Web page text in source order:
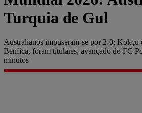
Turquia de Gul
Australianos impuseram-se por 2-0;
Benfica, foram titulares, avançado do FC
minutos